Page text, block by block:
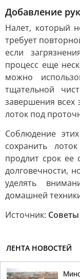
Добавление
Налет, который
требует
если
процесс еще
можно
тщательной
завершения всех
лоток под
Соблюдение
сохранить
продлит срок ее
долговечности,
уделять
домашней
Источник:
ЛЕНТА НОВОСТЕЙ